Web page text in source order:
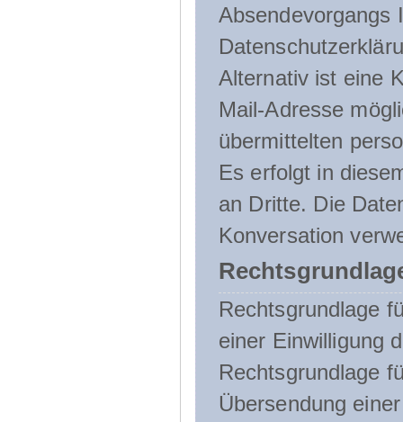
Absendevorgangs
Alternativ ist eine
Mail-Adresse
übermittelten
Es erfolgt in
an Dritte. Die
Konversation
Rechtsgrundlage
einer Einwilligung
Rechtsgrundlage
Übersendung